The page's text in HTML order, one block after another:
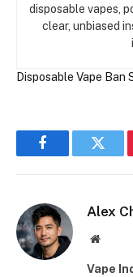
disposable vapes,
clear, unbiased
Disposable Vape Ban
Facebook
Alex
Web
Vape